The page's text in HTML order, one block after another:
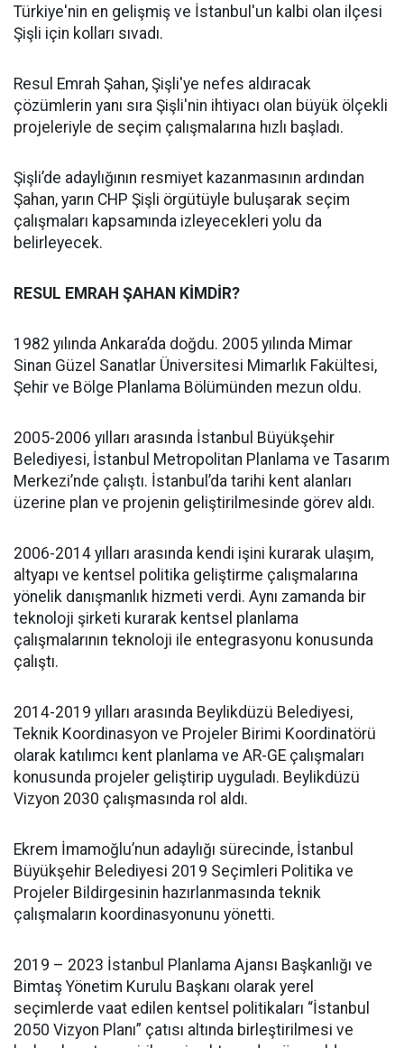
Türkiye'nin en gelişmiş ve İstanbul'un kalbi olan ilçesi
Şişli için kolları sıvadı.
Resul Emrah Şahan, Şişli'ye nefes aldıracak
çözümlerin yanı sıra Şişli'nin ihtiyacı olan büyük ölçekli
projeleriyle de seçim çalışmalarına hızlı başladı.
Şişli’de adaylığının resmiyet kazanmasının ardından
Şahan, yarın CHP Şişli örgütüyle buluşarak seçim
çalışmaları kapsamında izleyecekleri yolu da
belirleyecek.
RESUL EMRAH ŞAHAN KİMDİR?
1982 yılında Ankara’da doğdu. 2005 yılında Mimar
Sinan Güzel Sanatlar Üniversitesi Mimarlık Fakültesi,
Şehir ve Bölge Planlama Bölümünden mezun oldu.
2005-2006 yılları arasında İstanbul Büyükşehir
Belediyesi, İstanbul Metropolitan Planlama ve Tasarım
Merkezi’nde çalıştı. İstanbul’da tarihi kent alanları
üzerine plan ve projenin geliştirilmesinde görev aldı.
2006-2014 yılları arasında kendi işini kurarak ulaşım,
altyapı ve kentsel politika geliştirme çalışmalarına
yönelik danışmanlık hizmeti verdi. Aynı zamanda bir
teknoloji şirketi kurarak kentsel planlama
çalışmalarının teknoloji ile entegrasyonu konusunda
çalıştı.
2014-2019 yılları arasında Beylikdüzü Belediyesi,
Teknik Koordinasyon ve Projeler Birimi Koordinatörü
olarak katılımcı kent planlama ve AR-GE çalışmaları
konusunda projeler geliştirip uyguladı. Beylikdüzü
Vizyon 2030 çalışmasında rol aldı.
Ekrem İmamoğlu’nun adaylığı sürecinde, İstanbul
Büyükşehir Belediyesi 2019 Seçimleri Politika ve
Projeler Bildirgesinin hazırlanmasında teknik
çalışmaların koordinasyonunu yönetti.
2019 – 2023 İstanbul Planlama Ajansı Başkanlığı ve
Bimtaş Yönetim Kurulu Başkanı olarak yerel
seçimlerde vaat edilen kentsel politikaları “İstanbul
2050 Vizyon Planı” çatısı altında birleştirilmesi ve